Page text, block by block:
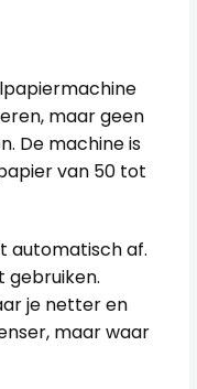
maar geen
De machine is
van 50 tot
automatisch af.
gebruiken.
je netter en
maar waar